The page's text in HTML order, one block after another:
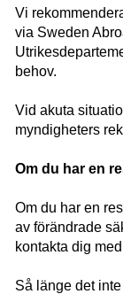
Vi
via Sweden
behov.
Vid akuta
myndigheters
Om du har en
Om du har en
av förändrade
kontakta dig
Så länge det